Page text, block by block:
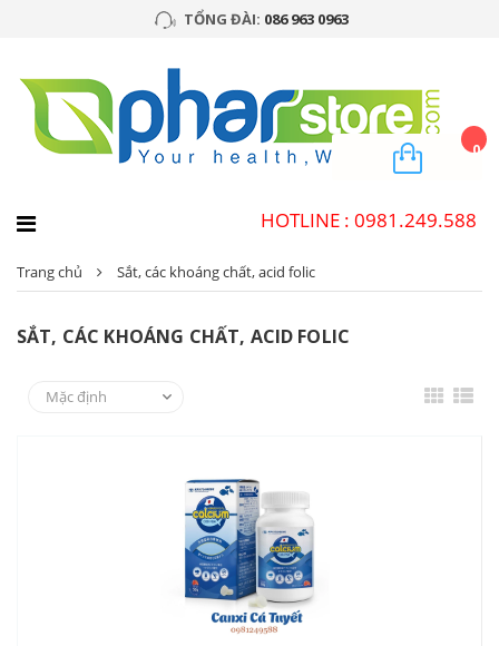
TỔNG ĐÀI: 086 963 0963
0
HOTLINE : 0981.249.588
Trang chủ Sắt, các khoáng chất, acid folic
SẮT, CÁC KHOÁNG CHẤT, ACID FOLIC